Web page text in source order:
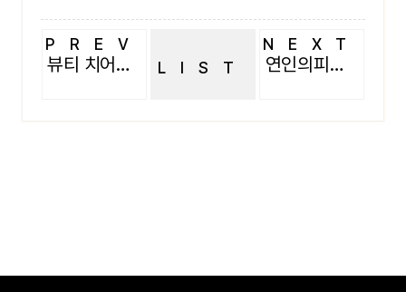
PREV
뷰티 치어리더팀 LIST
NEXT
연인의피구 경기중